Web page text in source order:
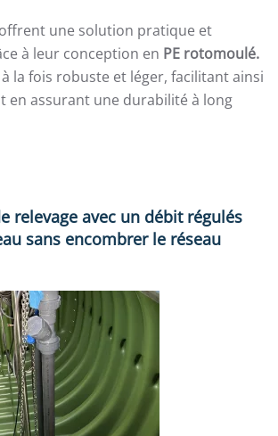
offrent une solution pratique et
à leur conception en PE rotomoulé.
la fois robuste et léger, facilitant ainsi
en assurant une durabilité à long
relevage avec un débit régulés
sans encombrer le réseau